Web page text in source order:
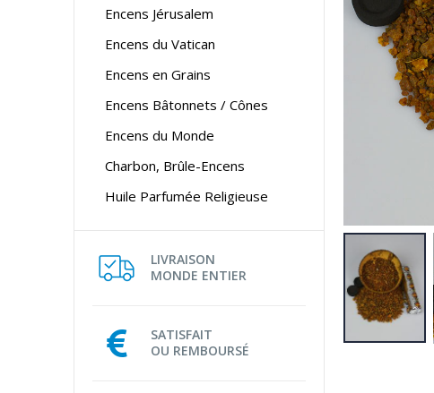
Encens Jérusalem
Encens du Vatican
Encens en Grains
Encens Bâtonnets / Cônes
Encens du Monde
Charbon, Brûle-Encens
Huile Parfumée Religieuse
LIVRAISON
MONDE ENTIER
SATISFAIT
OU REMBOURSÉ